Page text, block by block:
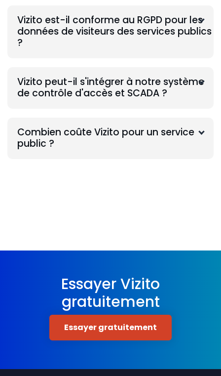
Vizito est-il conforme au RGPD pour les
données de visiteurs des services publics
?
Vizito peut-il s'intégrer à notre système
de contrôle d'accès et SCADA ?
Combien coûte Vizito pour un service
public ?
Essayer Vizito
gratuitement
Essayer gratuitement